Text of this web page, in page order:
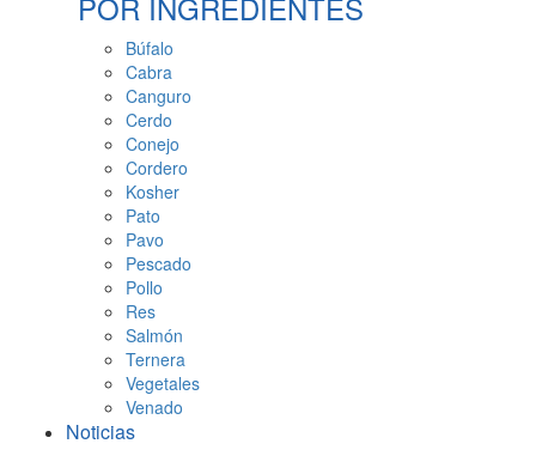
Búfalo
Cabra
Canguro
Cerdo
Conejo
Cordero
Kosher
Pato
Pavo
Pescado
Pollo
Res
Salmón
Ternera
Vegetales
Venado
Noticias